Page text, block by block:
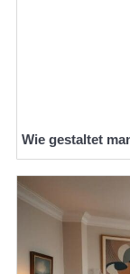
Wie gestaltet